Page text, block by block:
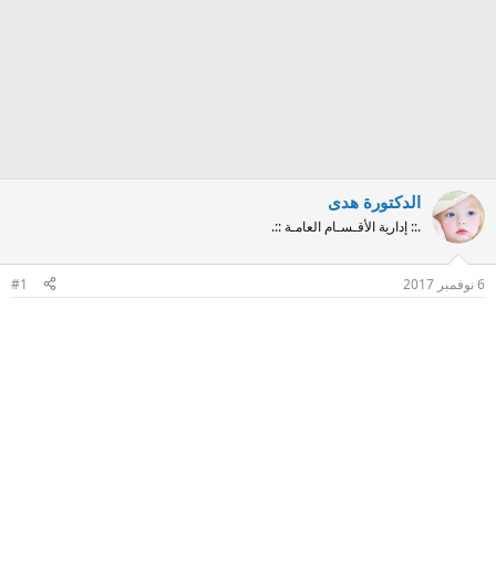
الدكتورة هدى
.:: إدارية الأقـسـام العامـة ::.
6 نوفمبر 2017 #1